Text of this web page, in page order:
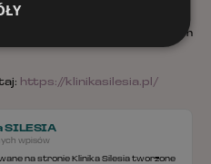
do pełnej sprawności i
w Klinice Silesia z pełnym
https://klinikasilesia.pl/
SILESIA
wpisów
na stronie Klinika Silesia tworzone